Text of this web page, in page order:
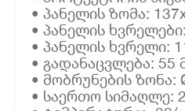
• პანელის ზომა:
• პანელის
• პანელის ხვრელი:
• გადანაცვლება: 55
• მობრუნების ზონა:
• საერთო სიმაღლე: